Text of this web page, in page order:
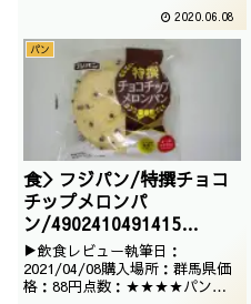
2020.06.08
パン
食＞フジパン/特撰チョコ
チップメロンパ
ン/4902410491415
/2021/01/06
▶飲食レビュー執筆日：
2021/04/08購入場所：群馬県価
格：88円点数：★★★★パン業